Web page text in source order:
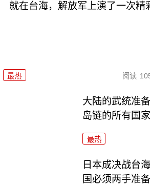
就在台海，解放军上演了一次精
最热 阅读
大陆的武统准
岛链的所有国家
最热
日本成决战台
国必须两手准备